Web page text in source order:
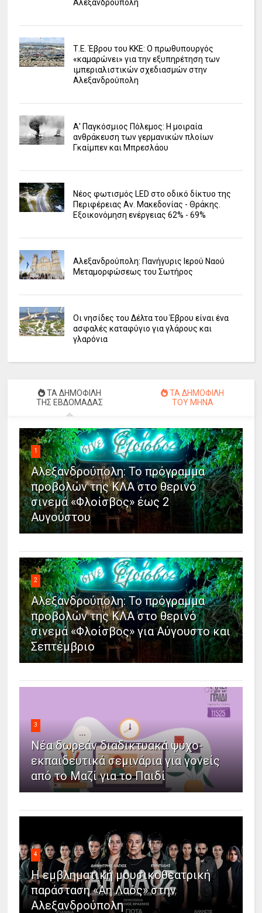
Αλεξανδρούπολη
Τ.Ε. Έβρου του ΚΚΕ: Ο πρωθυπουργός
«καμαρώνει» για την εξυπηρέτηση των
ιμπεριαλιστικών σχεδιασμών στην
Αλεξανδρούπολη
Α' Παγκόσμιος Πόλεμος: Η μοιραία
ανθράκευση των γερμανικών πλοίων
Γκαίμπεν και Μπρεσλάου
Νέος φωτισμός LED στο οδικό δίκτυο της
Περιφέρειας Αν. Μακεδονίας - Θράκης.
Εξοικονόμηση ενέργειας 62% - 69%
Αλεξανδρούπολη: Πανήγυρις Ιερού Ναού
Μεταμορφώσεως του Σωτήρος
Οι νησίδες του Δέλτα του Έβρου είναι ένα
ασφαλές καταφύγιο για γλάρους και
γλαρόνια
ΤΑ ΔΗΜΟΦΙΛΗ
ΤΗΣ ΕΒΔΟΜΑΔΑΣ
ΤΑ ΔΗΜΟΦΙΛΗ
ΤΟΥ ΜΗΝΑ
1
Αλεξανδρούπολη: Το πρόγραμμα
προβολών της ΚΛΑ στο θερινό
σινεμά «Φλοίσβος» έως 2
Αυγούστου
2
Αλεξανδρούπολη: Το πρόγραμμα
προβολών της ΚΛΑ στο θερινό
σινεμά «Φλοίσβος» για Αύγουστο και
Σεπτέμβριο
3
Νέα δωρεάν διαδικτυακά ψυχο-
εκπαιδευτικά σεμινάρια για γονείς
από το Μαζί για το Παιδί
4
Η εμβληματική μουσικοθεατρική
παράσταση «Άη Λαός» στην
Αλεξανδρούπολη